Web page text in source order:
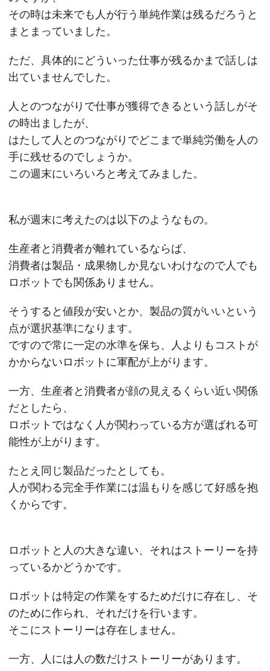
その時は未来でも人が行う単純作業は残るだろうと
まとまっていました。
ただ、具体的にどういった仕事が残るかまで話しは
出ていませんでした。
人とのつながりで仕事が獲得できるという話しがそ
の時出ましたが、
はたして人とのつながりでどこまで単純労働を人の
手に残せるのでしょうか。
この週末にいろいろと考えてみました。
私が週末に考えたのは以下のようなもの。
生産者と消費者が離れているならば、
消費者は製品・成果物しか見ないわけなので人でも
ロボットでも関係ありません。
そうすると値段が安いとか、製品の質がいいという
点が選択基準になります。
ですので常に一定の水準を保ち、人よりもコストが
かからないロボットに軍配が上がります。
一方、生産者と消費者が顔の見えるくらい近い関係
だとしたら、
ロボットではなく人が関わっている方が選ばれる可
能性が上がります。
たとえ同じ製品だったとしても。
人が関わる完全手作業には温もりを感じて好感を抱
くからです。
ロボットと人の大きな違い、それはストーリーを持
っているかどうかです。
ロボットは特定の作業をするためだけに存在し、そ
のために作られ、それだけを行います。
そこにストーリーは存在しません。
一方、人には人の数だけストーリーがあります。